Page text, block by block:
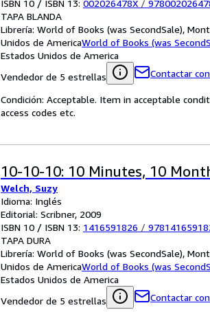
ISBN 10 / ISBN 13: 002026478X /
TAPA BLANDA
Librería: World of Books (was SecondSale),
Unidos de AmericaWorld of Books (was
Estados Unidos de America
Vendedor de 5 estrellas
Contactar
Condición: Acceptable. Item in acceptable
access codes etc.
10-10-10: 10 Minutes, 10
Welch, Suzy
Idioma: Inglés
Editorial: Scribner, 2009
ISBN 10 / ISBN 13: 1416591826 /
TAPA DURA
Librería: World of Books (was SecondSale),
Unidos de AmericaWorld of Books (was
Estados Unidos de America
Vendedor de 5 estrellas
Contactar